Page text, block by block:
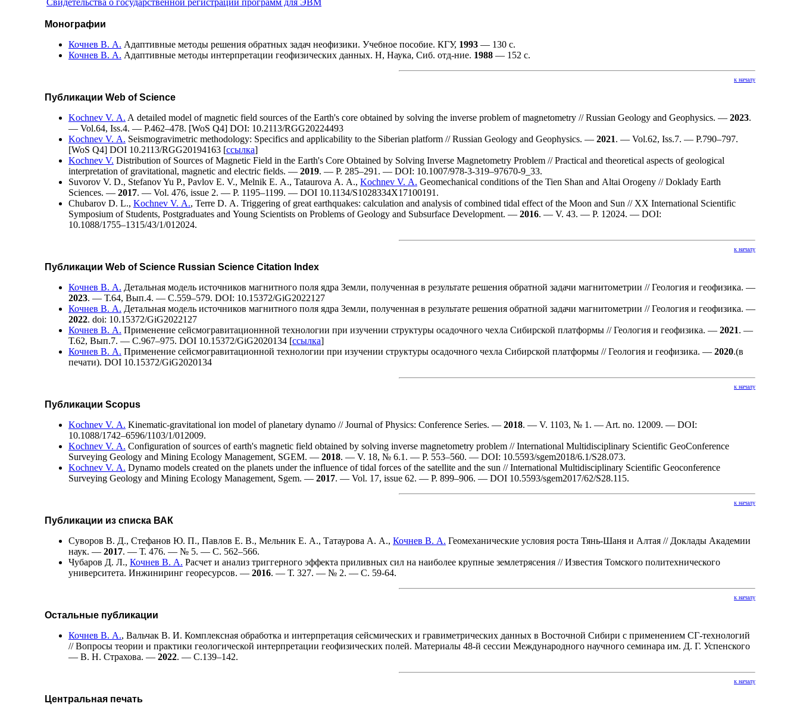
Монографии
Кочнев В. А. Адаптивные методы решения обратных задач неофизики. Учебное пособие. КГУ, 1993 — 130 с.
Кочнев В. А. Адаптивные методы интерпретации геофизических данных. Н, Наука, Сиб. отд-ние. 1988 — 152 с.
к началу
Публикации Web of Science
Kochnev V. A. A detailed model of magnetic field sources of the Earth's core obtained by solving the inverse problem of magnetometry // Russian Geology and Geophysics. — 2023.
— Vol.64, Iss.4. — P.462–478. [WoS Q4] DOI: 10.2113/RGG20224493
Kochnev V. A. Seismogravimetric methodology: Specifics and applicability to the Siberian platform // Russian Geology and Geophysics. — 2021. — Vol.62, Iss.7. — P.790–797.
[WoS Q4] DOI 10.2113/RGG20194163 [ссылка]
Kochnev V. Distribution of Sources of Magnetic Field in the Earth's Core Obtained by Solving Inverse Magnetometry Problem // Practical and theoretical aspects of geological
interpretation of gravitational, magnetic and electric fields. — 2019. — P. 285–291 . — DOI: 10.1007/978-3-319–97670-9_33.
Suvorov V. D., StefanovYu P., Pavlov E. V., Melnik E. A., Tataurova A. A., Kochnev V. A. Geomechanical conditions of the Tien Shan and Altai Orogeny // Doklady Earth
Sciences. — 2017. — Vol. 476, issue 2. — P. 1195–1199. — DOI 10.1134/S1028334X17100191.
Chubarov D. L., Kochnev V. A., Terre D. A. Triggering of great earthquakes: calculation and analysis of combined tidal effect of the Moon and Sun // XX International Scientific
Symposium of Students, Postgraduates and Young Scientists on Problems of Geology and Subsurface Development. — 2016. — V. 43. — P. 12024. — DOI:
10.1088/1755–131 5/43/1/012024.
к началу
Публикации Web of Science Russian Science Citation Index
Кочнев В. А. Детальная модель источников магнитного поля ядра Земли, полученная в результате решения обратной задачи магнитометрии // Геология и геофизика. —
2023. — Т.64, Вып.4. — C.559–579. DOI: 10.15372/GiG2022127
Кочнев В. А. Детальная модель источников магнитного поля ядра Земли, полученная в результате решения обратной задачи магнитометрии // Геология и геофизика. —
2022. doi: 10.15372/GiG2022127
Кочнев В. А. Применение сейсмогравитационнной технологии при изучении структуры осадочного чехла Сибирской платформы // Геология и геофизика. — 2021. —
Т.62, Вып.7. — C.967–975. DOI 10.15372/GiG2020134 [ссылка]
Кочнев В. А. Применение сейсмогравитационной технологии при изучении структуры осадочного чехла Сибирской платформы // Геология и геофизика. — 2020.(в
печати). DOI 10.15372/GiG2020134
к началу
Публикации Scopus
Kochnev V. A. Kinematic-gravitational ion model of planetary dynamo // Journal of Physics: Conference Series. — 2018. — V. 1103, № 1. — Art. no. 12009. — DOI:
10.1088/1742–6596/1103/1/012009.
Kochnev V. A. Configuration of sources of earth's magnetic field obtained by solving inverse magnetometry problem // International Multidisciplinary Scientific GeoConference
Surveying Geology and Mining Ecology Management, SGEM. — 2018. — V. 18, № 6.1. — P. 553–560. — DOI: 10.5593/sgem2018/6.1/S28.073.
Kochnev V. A. Dynamo models created on the planets under the influence of tidal forces of the satellite and the sun // International Multidisciplinary Scientific Geoconference
Surveying Geology and Mining Ecology Management, Sgem. — 2017. — Vol. 17, issue 62. — P. 899–906. — DOI 10.5593/sgem2017/62/S28.115.
к началу
Публикации из списка ВАК
Суворов В. Д., Стефанов Ю. П., Павлов Е. В., Мельник Е. А., Татаурова А. А., Кочнев В. А. Геомеханические условия роста Тянь-Шаня и Алтая // Доклады Академии
наук. — 2017. — Т. 476. — № 5. — С. 562–566.
Чубаров Д. Л., Кочнев В. А. Расчет и анализ триггерного эффекта приливных сил на наиболее крупные землетрясения // Известия Томского политехнического
университета. Инжиниринг георесурсов. — 2016. — Т. 327. — № 2. — С. 59-64.
к началу
Остальные публикации
Кочнев В. А., Вальчак В. И. Комплексная обработка и интерпретация сейсмических и гравиметрических данных в Восточной Сибири с применением СГ-технологий
// Вопросы теории и практики геологической интерпретации геофизических полей. Материалы 48-й сессии Международного научного семинара им. Д. Г. Успенского
— В. Н. Страхова. — 2022. — C.139–142.
к началу
Центральная печать